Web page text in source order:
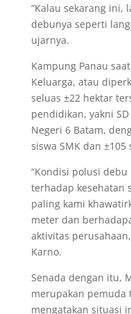
“Kalau sekarang ini,
debunya seperti
ujarnya.
Kampung Panau
Keluarga, atau
seluas ±22 hektar
pendidikan, yakni
Negeri 6 Batam,
siswa SMK dan ±105
“Kondisi polusi
terhadap kesehatan
paling kami
meter dan
aktivitas
Karno.
Senada dengan itu,
merupakan pemuda
mengatakan situasi